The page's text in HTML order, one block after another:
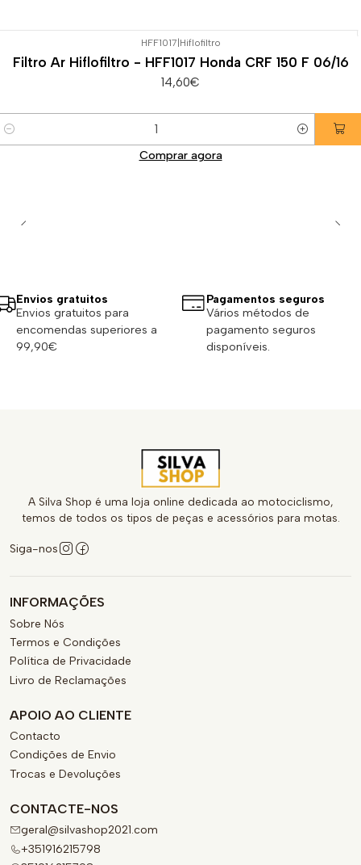
HFF1017 Hiflofiltro
Filtro Ar Hiflofiltro - HFF1017 Honda CRF 150 F 06/16
14,60€
Comprar agora
Envios gratuitos
Envios gratuitos para
encomendas superiores a
99,90€
Pagamentos seguros
Vários métodos de
pagamento seguros
disponíveis.
A Silva Shop é uma loja online dedicada ao motociclismo,
temos de todos os tipos de peças e acessórios para motas.
Siga-nos
INFORMAÇÕES
Sobre Nós
Termos e Condições
Política de Privacidade
Livro de Reclamações
APOIO AO CLIENTE
Contacto
Condições de Envio
Trocas e Devoluções
CONTACTE-NOS
geral@silvashop2021.com
+351916215798